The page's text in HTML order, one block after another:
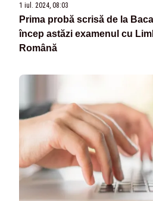
1 iul. 2024, 08:03
Prima probă scrisă de la
încep astăzi examenul cu
Română